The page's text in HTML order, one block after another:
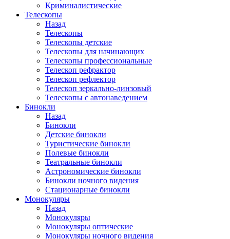
Криминалистические
Телескопы
Назад
Телескопы
Телескопы детские
Телескопы для начинающих
Телескопы профессиональные
Телескоп рефрактор
Телескоп рефлектор
Телескоп зеркально-линзовый
Телескопы с автонаведением
Бинокли
Назад
Бинокли
Детские бинокли
Туристические бинокли
Полевые бинокли
Театральные бинокли
Астрономические бинокли
Бинокли ночного видения
Стационарные бинокли
Монокуляры
Назад
Монокуляры
Монокуляры оптические
Монокуляры ночного видения